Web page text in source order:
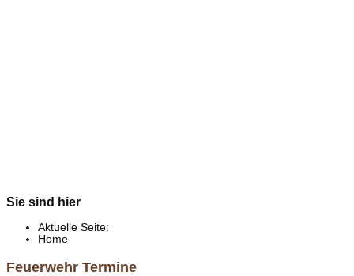
Sie sind hier
Aktuelle Seite:
Home
Feuerwehr Termine